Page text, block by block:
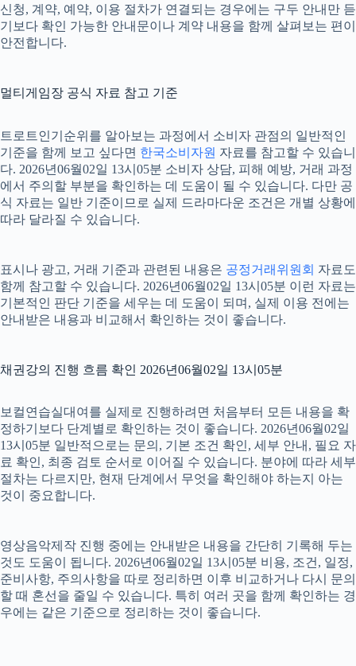
신청, 계약, 예약, 이용 절차가 연결되는 경우에는 구두 안내만 듣
기보다 확인 가능한 안내문이나 계약 내용을 함께 살펴보는 편이
안전합니다.
멀티게임장 공식 자료 참고 기준
트로트인기순위를 알아보는 과정에서 소비자 관점의 일반적인
기준을 함께 보고 싶다면 한국소비자원 자료를 참고할 수 있습니
다. 2026년06월02일 13시05분 소비자 상담, 피해 예방, 거래 과정
에서 주의할 부분을 확인하는 데 도움이 될 수 있습니다. 다만 공
식 자료는 일반 기준이므로 실제 드라마다운 조건은 개별 상황에
따라 달라질 수 있습니다.
표시나 광고, 거래 기준과 관련된 내용은 공정거래위원회 자료도
함께 참고할 수 있습니다. 2026년06월02일 13시05분 이런 자료는
기본적인 판단 기준을 세우는 데 도움이 되며, 실제 이용 전에는
안내받은 내용과 비교해서 확인하는 것이 좋습니다.
채권강의 진행 흐름 확인 2026년06월02일 13시05분
보컬연습실대여를 실제로 진행하려면 처음부터 모든 내용을 확
정하기보다 단계별로 확인하는 것이 좋습니다. 2026년06월02일
13시05분 일반적으로는 문의, 기본 조건 확인, 세부 안내, 필요 자
료 확인, 최종 검토 순서로 이어질 수 있습니다. 분야에 따라 세부
절차는 다르지만, 현재 단계에서 무엇을 확인해야 하는지 아는
것이 중요합니다.
영상음악제작 진행 중에는 안내받은 내용을 간단히 기록해 두는
것도 도움이 됩니다. 2026년06월02일 13시05분 비용, 조건, 일정,
준비사항, 주의사항을 따로 정리하면 이후 비교하거나 다시 문의
할 때 혼선을 줄일 수 있습니다. 특히 여러 곳을 함께 확인하는 경
우에는 같은 기준으로 정리하는 것이 좋습니다.